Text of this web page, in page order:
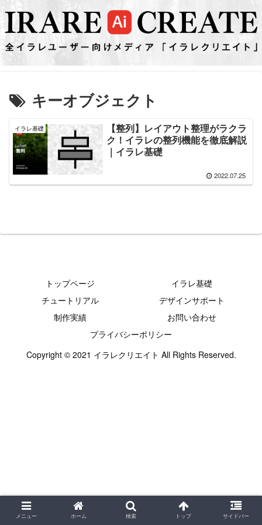
キーオブジェクト
イラレ基礎
【整列】レイアウト整理がラクラ
ク！イラレの整列機能を徹底解説
｜イラレ基礎
2022.07.25
トップページ
イラレ基礎
チュートリアル
デザインサポート
制作実績
お問い合わせ
プライバシーポリシー
Copyright © 2021 イラレクリエイト All Rights Reserved.
メニュー ホーム 検索 トップ サイドバー